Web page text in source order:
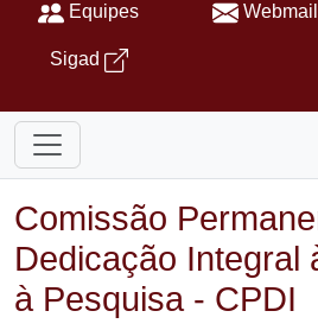
Equipes Webmail
Sigad
Comissão
Dedicação Integral
à Pesquisa - CPDI